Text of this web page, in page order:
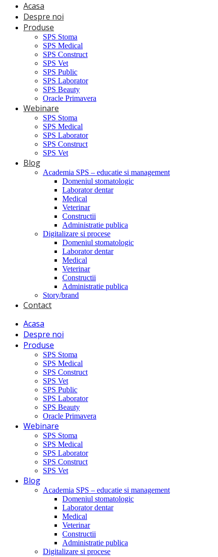
Acasa
Despre noi
Produse
SPS Stoma
SPS Medical
SPS Construct
SPS Vet
SPS Public
SPS Laborator
SPS Beauty
Oracle Primavera
Webinare
SPS Stoma
SPS Medical
SPS Laborator
SPS Construct
SPS Vet
Blog
Academia SPS – educatie si management
Domeniul stomatologic
Laborator dentar
Medical
Veterinar
Constructii
Administratie publica
Digitalizare si procese
Domeniul stomatologic
Laborator dentar
Medical
Veterinar
Constructii
Administratie publica
Story/brand
Contact
Acasa
Despre noi
Produse
SPS Stoma
SPS Medical
SPS Construct
SPS Vet
SPS Public
SPS Laborator
SPS Beauty
Oracle Primavera
Webinare
SPS Stoma
SPS Medical
SPS Laborator
SPS Construct
SPS Vet
Blog
Academia SPS – educatie si management
Domeniul stomatologic
Laborator dentar
Medical
Veterinar
Constructii
Administratie publica
Digitalizare si procese